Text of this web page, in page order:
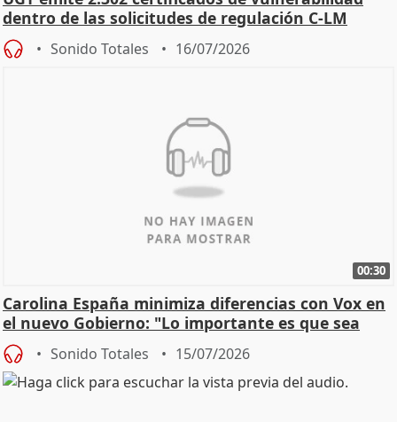
dentro de las solicitudes de regulación C-LM
Sonido Totales 16/07/2026
00:30
Carolina España minimiza diferencias con Vox en
el nuevo Gobierno: "Lo importante es que sea
una leg
Sonido Totales 15/07/2026